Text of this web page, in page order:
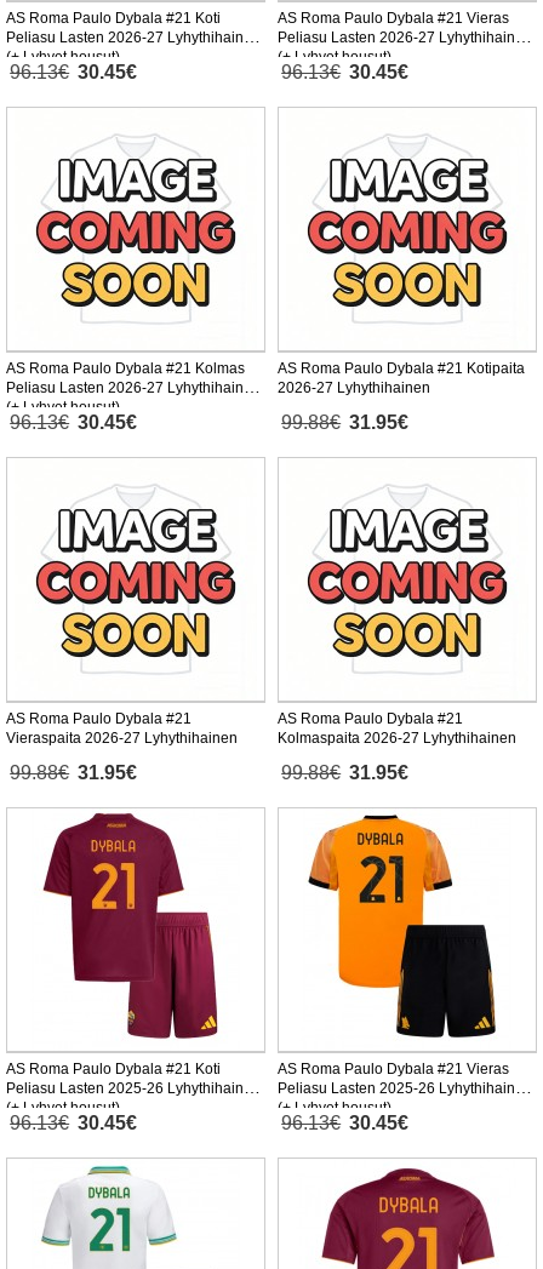
AS Roma Paulo Dybala #21 Koti
Peliasu Lasten 2026-27 Lyhythihainen
(+ Lyhyet housut)
96.13€ 30.45€
AS Roma Paulo Dybala #21 Vieras
Peliasu Lasten 2026-27 Lyhythihainen
(+ Lyhyet housut)
96.13€ 30.45€
AS Roma Paulo Dybala #21 Kolmas
Peliasu Lasten 2026-27 Lyhythihainen
(+ Lyhyet housut)
96.13€ 30.45€
AS Roma Paulo Dybala #21 Kotipaita
2026-27 Lyhythihainen
99.88€ 31.95€
AS Roma Paulo Dybala #21
Vieraspaita 2026-27 Lyhythihainen
99.88€ 31.95€
AS Roma Paulo Dybala #21
Kolmaspaita 2026-27 Lyhythihainen
99.88€ 31.95€
AS Roma Paulo Dybala #21 Koti
Peliasu Lasten 2025-26 Lyhythihainen
(+ Lyhyet housut)
96.13€ 30.45€
AS Roma Paulo Dybala #21 Vieras
Peliasu Lasten 2025-26 Lyhythihainen
(+ Lyhyet housut)
96.13€ 30.45€